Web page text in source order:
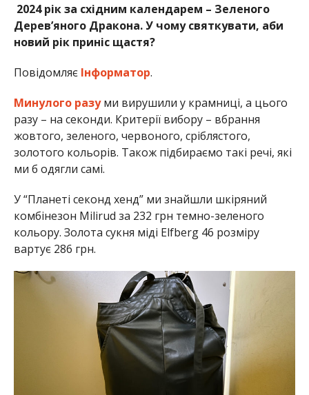
2024 рік за східним календарем – Зеленого
Дерев’яного Дракона. У чому святкувати, аби
новий рік приніс щастя?
Повідомляє Інформатор.
Минулого разуми вирушили у крамниці, а цього
разу – на секонди. Критерії вибору – вбрання
жовтого, зеленого, червоного, сріблястого,
золотого кольорів. Також підбираємо такі речі, які
ми б одягли самі.
У “Планеті секонд хенд” ми знайшли шкіряний
комбінезон Milirud за 232 грн темно-зеленого
кольору. Золота сукня міді Elfberg 46 розміру
вартує 286 грн.